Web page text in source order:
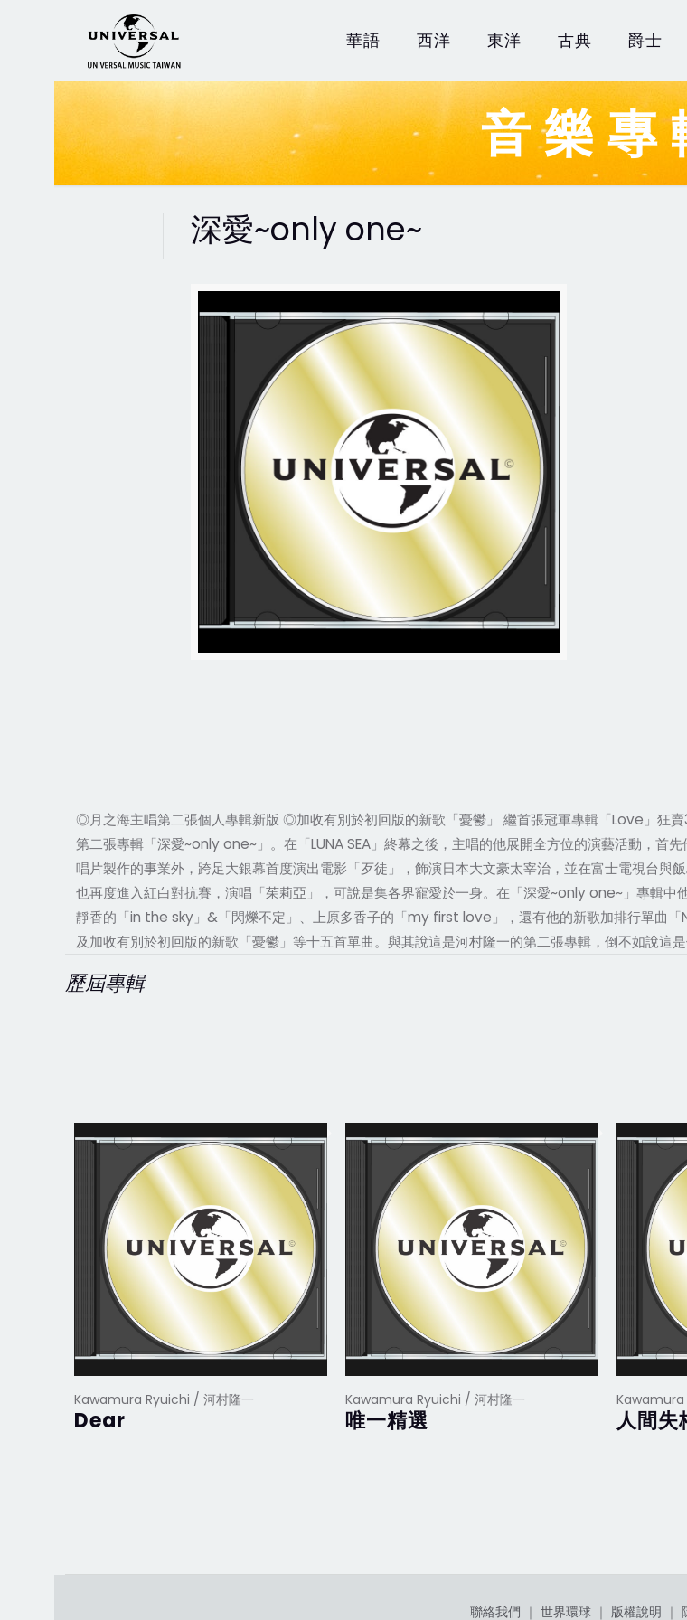
華語 西洋 東洋 古典 爵士
音樂專
深愛~only one~
◎月之海主唱第二張個人專輯新版 ◎加收有別於初回版的新歌「憂鬱」 繼首張冠軍專輯「Love」狂
第二張專輯「深愛~only one~」。在「LUNA SEA」終幕之後，主唱的他展開全方位的演藝活動，首
唱片製作的事業外，跨足大銀幕首度演出電影「歹徒」，飾演日本大文豪太宰治，並在富士電視台
也再度進入紅白對抗賽，演唱「茱莉亞」，可說是集各界寵愛於一身。在「深愛~only one~」專輯
靜香的「in the sky」&「閃爍不定」、上原多香子的「my first love」，還有他的新歌加排行單曲
及加收有別於初回版的新歌「憂鬱」等十五首單曲。與其說這是河村隆一的第二張專輯，倒不如說這是
歷屆專輯
Kawamura Ryuichi / 河村隆一
Dear
Kawamura Ryuichi / 河村隆一
唯一精選
Kawamura
人間失
聯絡我們 ｜ 世界環球｜ 版權說明 ｜